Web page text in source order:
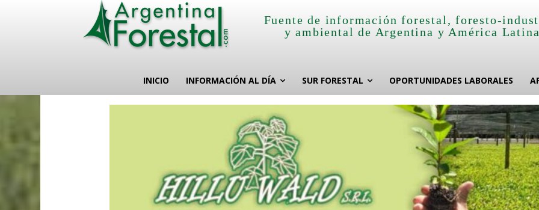
Fuente de información forestal, foresto-
y ambiental de Argentina y América
INICIO INFORMACIÓN AL DÍA SUR FORESTAL OPORTUNIDADES LABORALES